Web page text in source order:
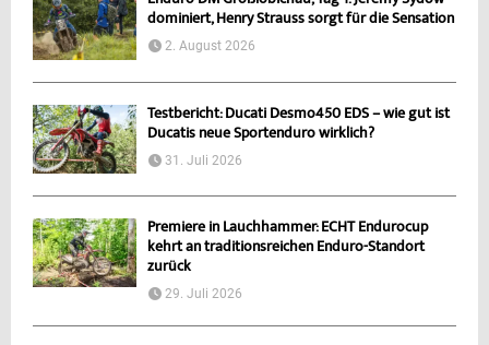
dominiert, Henry Strauss sorgt für die Sensation
2. August 2026
Testbericht: Ducati Desmo450 EDS – wie gut ist
Ducatis neue Sportenduro wirklich?
31. Juli 2026
Premiere in Lauchhammer: ECHT Endurocup
kehrt an traditionsreichen Enduro-Standort
zurück
29. Juli 2026